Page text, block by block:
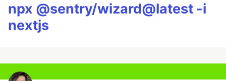
npx @sentry/wizard@latest -i
nextjs